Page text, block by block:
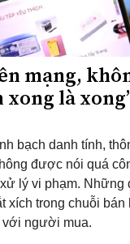
mạng,
xong là
bạch danh tính,
được nói quá
lý vi phạm. Những
xích trong chuỗi bán
với người mua.